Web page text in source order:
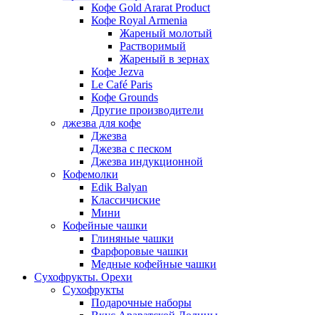
Кофе Gold Ararat Product
Кофе Royal Armenia
Жареный молотый
Растворимый
Жареный в зернах
Кофе Jezva
Le Café Paris
Кофе Grounds
Другие производители
джезва для кофе
Джезва
Джезва с песком
Джезва индукционной
Кофемолки
Edik Balyan
Классичиские
Мини
Кофейные чашки
Глиняные чашки
Фарфоровые чашки
Медные кофейные чашки
Сухофрукты. Орехи
Сухофрукты
Подарочные наборы